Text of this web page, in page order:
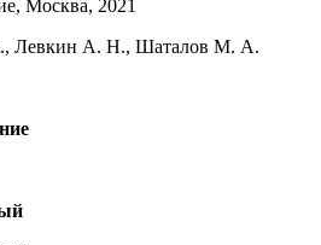
Левкин А. Н., Шаталов М. А.